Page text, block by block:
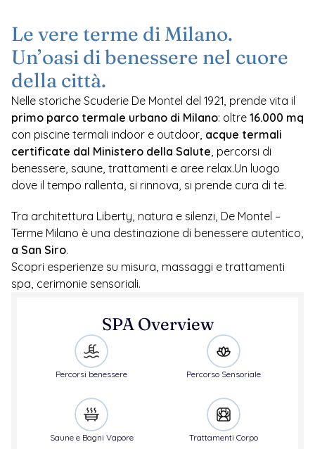
Le vere terme di Milano.
Un’oasi di benessere nel cuore
della città.
primo parco termale urbano di Milano: oltre 16.000 mq
con piscine termali indoor e outdoor, acque termali
certificate dal Ministero della Salute , percorsi di
benessere, saune, trattamenti e aree relax.Un luogo
dove il tempo rallenta, si rinnova, si prende cura di te.
Tra architettura Liberty, natura e silenzi, De Montel –
a San Siro.
Scopri esperienze su misura, massaggi e trattamenti
spa, cerimonie sensoriali.
SPA Overview
Percorsi benessere Percorso Sensoriale
Saune e Bagni Vapore Trattamenti Corpo